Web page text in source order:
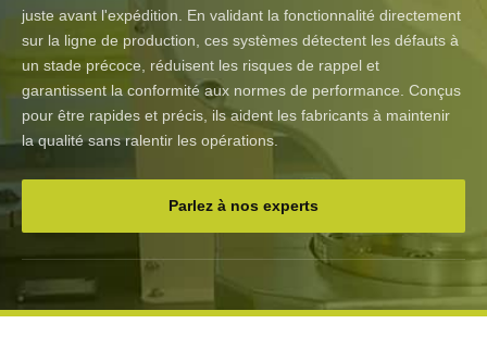
juste avant l'expédition. En validant la fonctionnalité directement
sur la ligne de production, ces systèmes détectent les défauts à
un stade précoce, réduisent les risques de rappel et
garantissent la conformité aux normes de performance. Conçus
pour être rapides et précis, ils aident les fabricants à maintenir
la qualité sans ralentir les opérations.
Parlez à nos experts